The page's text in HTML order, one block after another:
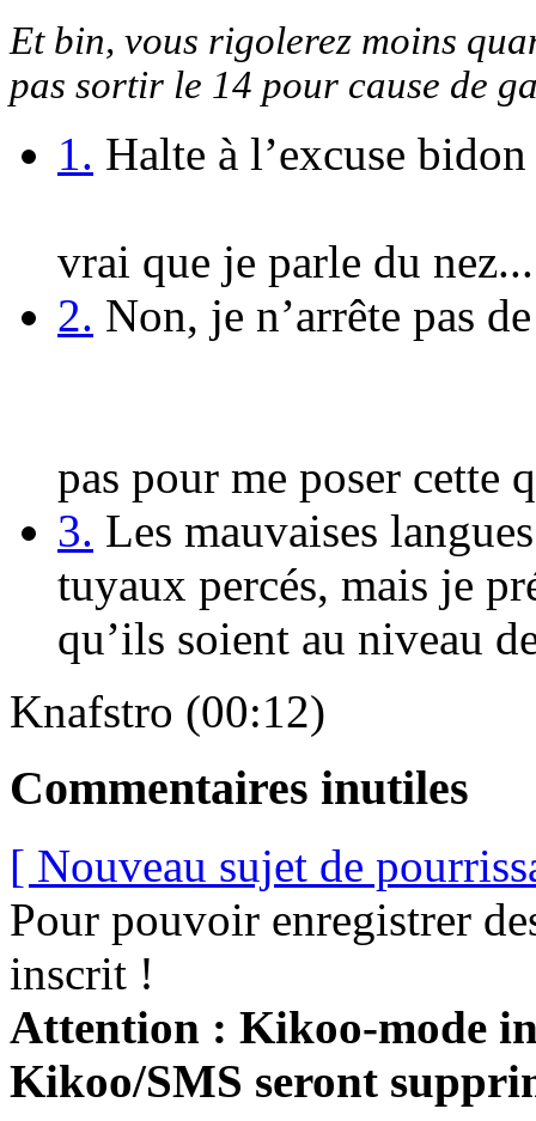
Et bin, vous rigolerez moins
pas sortir le 14 pour cause de
1. Halte à l’excuse
vrai que je parle du
2. Non, je n’arrête pas
pas pour me poser cette
3. Les mauvaises
tuyaux percés, mais je
qu’ils soient au niveau
Knafstro (00:12)
Commentaires inutiles
[ Nouveau sujet de
Pour pouvoir enregistrer
inscrit !
Attention : Kikoo-mode
Kikoo/SMS seront